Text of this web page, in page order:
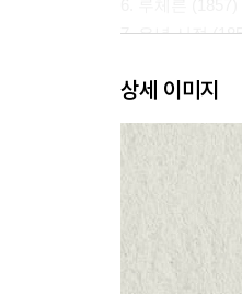
7. 유년 시절
9. 가족의 행복
10. 두 경기병
한 사람이 마지
12. 이반 일리치
13. 알베르트
상세 이미지